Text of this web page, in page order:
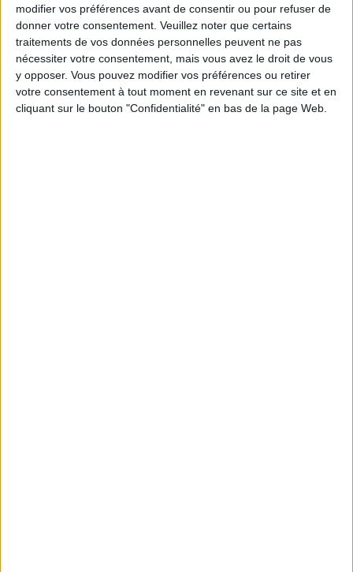
modifier vos préférences avant de consentir ou pour refuser de
donner votre consentement. Veuillez noter que certains
traitements de vos données personnelles peuvent ne pas
nécessiter votre consentement, mais vous avez le droit de vous
y opposer. Vous pouvez modifier vos préférences ou retirer
votre consentement à tout moment en revenant sur ce site et en
cliquant sur le bouton "Confidentialité" en bas de la page Web.
Moins de
5 kilos
De 5 à 10
kilos
Plus de
10 kilos
Webinaires en direct Voir tout